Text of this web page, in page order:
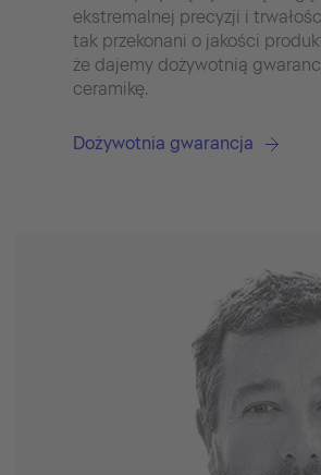
ekstremalnej precyzji i
tak przekonani o jakości
że dajemy dożywotnią
ceramikę.
Dożywotnia gwarancja